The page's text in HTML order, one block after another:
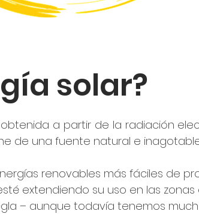
solar?
a partir de la radiación
de una fuente natural e
renovables más fáciles de
extendiendo su uso en las
– aunque todavía tenemos